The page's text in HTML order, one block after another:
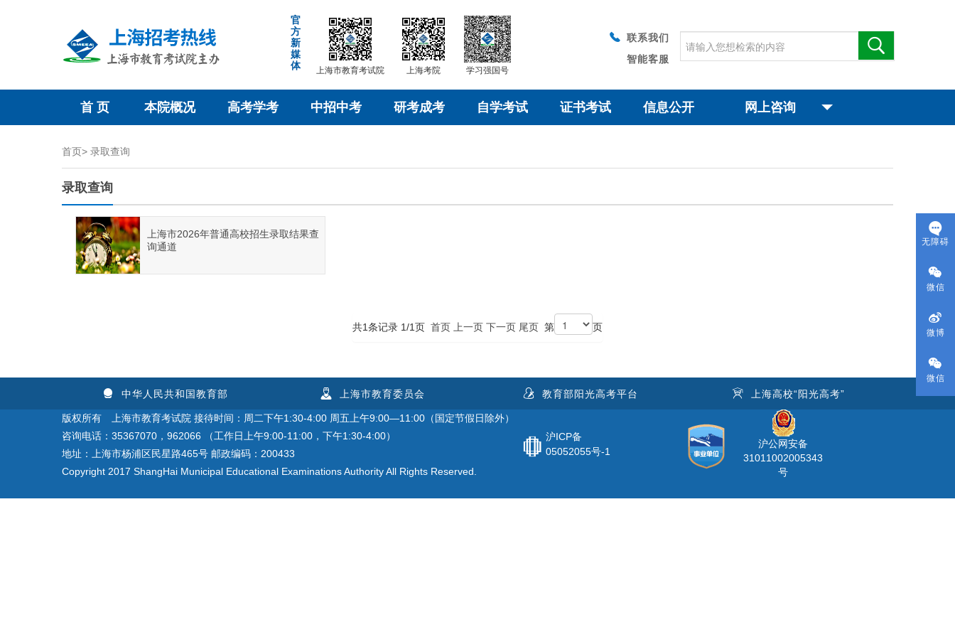
无障碍
微信
微博
微信
官
方
新
媒
体
上海市教育考试院 上海考院 学习强国号
联系我们
智能客服
首 页 本院概况 高考学考 中招中考 研考成考 自学考试 证书考试 信息公开 网上咨询
首页> 录取查询
录取查询
上海市2026年普通高校招生录取结果查
询通道
共1条记录 1/1页 首页 上一页 下一页 尾页 第 页
中华人民共和国教育部 上海市教育委员会 教育部阳光高考平台 上海高校“阳光高考”
版权所有 上海市教育考试院 接待时间：周二下午1:30-4:00 周五上午9:00—11:00（国定节假日除外）
咨询电话：35367070，962066 （工作日上午9:00-11:00，下午1:30-4:00）
地址：上海市杨浦区民星路465号 邮政编码：200433
Copyright 2017 ShangHai Municipal Educational Examinations Authority All Rights Reserved.
沪ICP备
05052055号-1
沪公网安备
31011002005343
号